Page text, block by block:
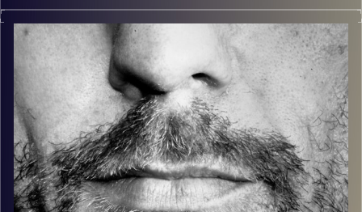
זיפים, מוזיקה מחוספסת של הופעות חיות. הרבה ג'אם, רוק,
בלוז, bluegrass, ג'אז, Fאנק, פרוגרסיב ואפילו אלקטרוניקה.
כל מה שחי, אמיתי ונושם.
עם שמוליק רגב.
קרדיט תמונות: David Goehring